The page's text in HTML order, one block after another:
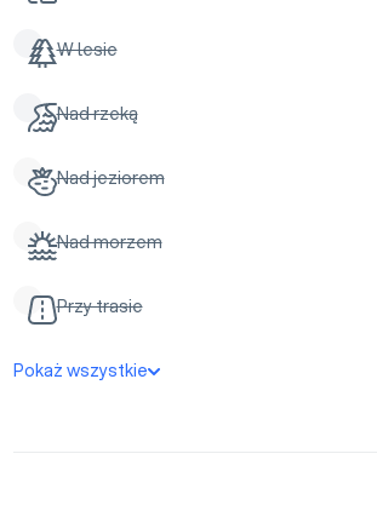
W lesie
Nad rzeką
Nad jeziorem
Nad morzem
Przy trasie
Pokaż wszystkie